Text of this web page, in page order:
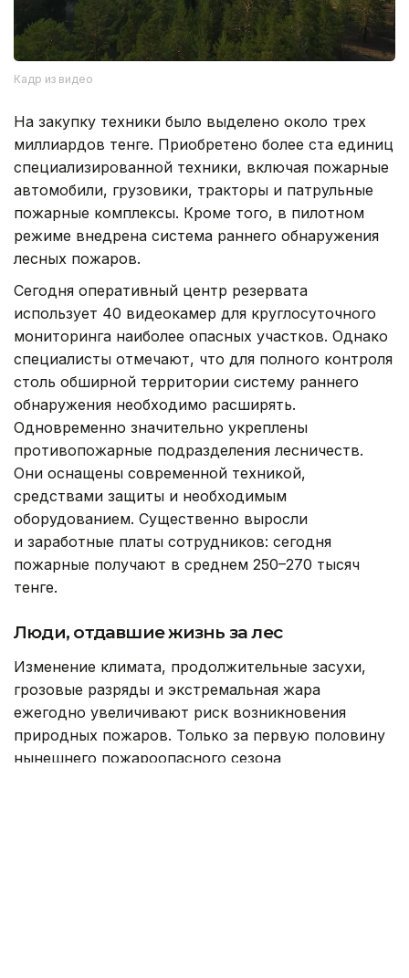
Кадр из видео
На закупку техники было выделено около трех
миллиардов тенге. Приобретено более ста единиц
специализированной техники, включая пожарные
автомобили, грузовики, тракторы и патрульные
пожарные комплексы. Кроме того, в пилотном
режиме внедрена система раннего обнаружения
лесных пожаров.
Сегодня оперативный центр резервата
использует 40 видеокамер для круглосуточного
мониторинга наиболее опасных участков. Однако
специалисты отмечают, что для полного контроля
столь обширной территории систему раннего
обнаружения необходимо расширять.
Одновременно значительно укреплены
противопожарные подразделения лесничеств.
Они оснащены современной техникой,
средствами защиты и необходимым
оборудованием. Существенно выросли
и заработные платы сотрудников: сегодня
пожарные получают в среднем 250–270 тысяч
тенге.
Люди, отдавшие жизнь за лес
Изменение климата, продолжительные засухи,
грозовые разряды и экстремальная жара
ежегодно увеличивают риск возникновения
природных пожаров. Только за первую половину
нынешнего пожароопасного сезона